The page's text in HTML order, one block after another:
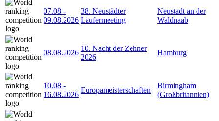
07.08 -
09.08.2026
38. Neustädter
Läufermeeting
Neustadt an der
Waldnaab
08.08.2026
10. Nacht der Zehner
2026
Hamburg
10.08 -
16.08.2026
Europameisterschaften
Birmingham
(Großbritannien)